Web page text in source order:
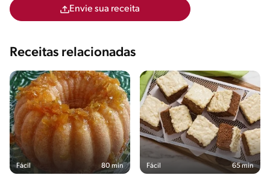
Envie sua receita
Receitas relacionadas
Fácil 80 min Fácil 65 min